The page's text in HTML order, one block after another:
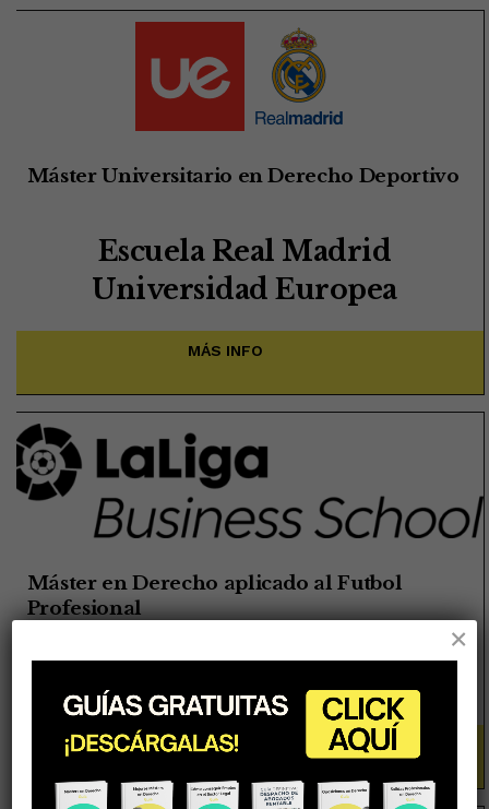
Máster Universitario en Derecho Deportivo
Escuela Real Madrid
Universidad Europea
MÁS INFO
Máster en Derecho aplicado al Futbol
Profesional
La Liga Business School
MÁS INFO
×